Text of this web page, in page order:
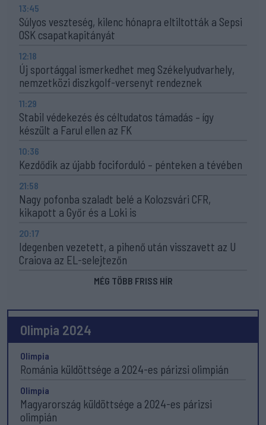
13:45
Súlyos veszteség, kilenc hónapra eltiltották a Sepsi
OSK csapatkapitányát
12:18
Új sportággal ismerkedhet meg Székelyudvarhely,
nemzetközi diszkgolf-versenyt rendeznek
11:29
Stabil védekezés és céltudatos támadás – így
készült a Farul ellen az FK
10:36
Kezdődik az újabb fociforduló – pénteken a tévében
21:58
Nagy pofonba szaladt belé a Kolozsvári CFR,
kikapott a Győr és a Loki is
20:17
Idegenben vezetett, a pihenő után visszavett az U
Craiova az EL-selejtezőn
MÉG TÖBB FRISS HÍR
Olimpia 2024
Olimpia
Románia küldöttsége a 2024-es párizsi olimpián
Olimpia
Magyarország küldöttsége a 2024-es párizsi
olimpián